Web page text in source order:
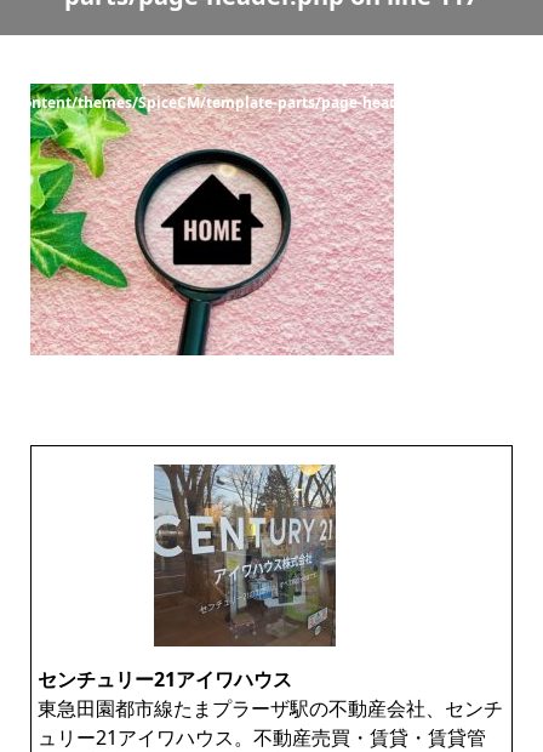
content/themes/SpiceCM/template-parts/page-header.php
センチュリー21アイワハウス
東急田園都市線たまプラーザ駅の不動産会社、センチ
ュリー21アイワハウス。不動産売買・賃貸・賃貸管